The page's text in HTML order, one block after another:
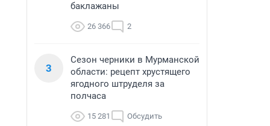
баклажаны
26 366 2
3
Сезон черники в Мурманской
области: рецепт хрустящего
ягодного штруделя за
полчаса
15 281 Обсудить